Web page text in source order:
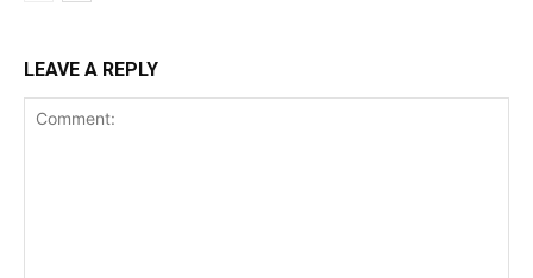
LEAVE A REPLY